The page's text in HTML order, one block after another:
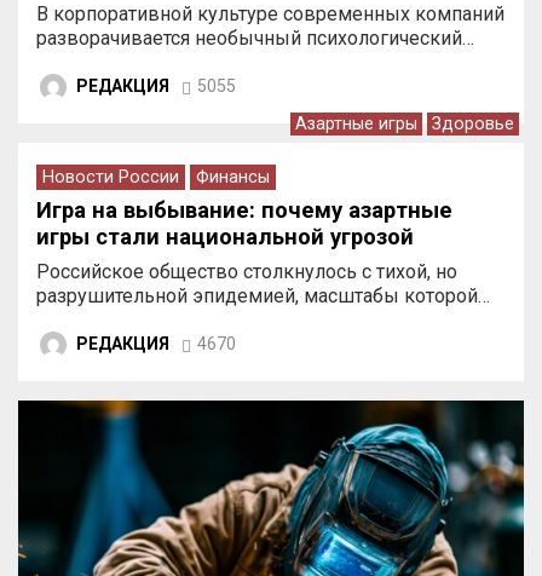
В корпоративной культуре современных компаний
разворачивается необычный психологический…
РЕДАКЦИЯ 5055
Азартные игры Здоровье
Новости России Финансы
Игра на выбывание: почему азартные
игры стали национальной угрозой
Российское общество столкнулось с тихой, но
разрушительной эпидемией, масштабы которой…
РЕДАКЦИЯ 4670